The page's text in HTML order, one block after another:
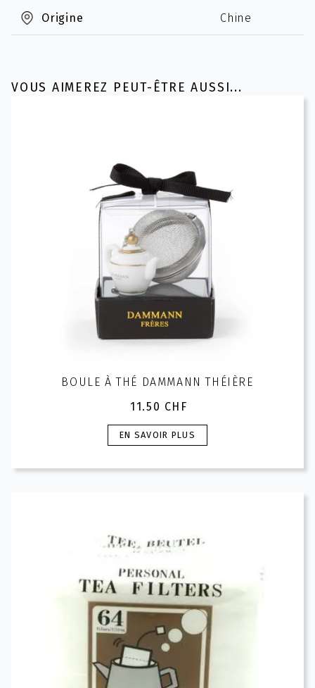
Origine Chine
VOUS AIMEREZ PEUT-ÊTRE AUSSI...
BOULE À THÉ DAMMANN THÉIÈRE
11.50 CHF
EN SAVOIR PLUS
Ce
produit
peuvent
être
choisies
sur
la
page
du
produit